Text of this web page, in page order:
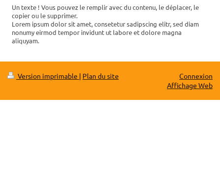
Un texte ! Vous pouvez le remplir avec du contenu, le déplacer, le
copier ou le supprimer.
Lorem ipsum dolor sit amet, consetetur sadipscing elitr, sed diam
nonumy eirmod tempor invidunt ut labore et dolore magna
aliquyam.
Version imprimable | Plan du site
Connexion
Affichage Web